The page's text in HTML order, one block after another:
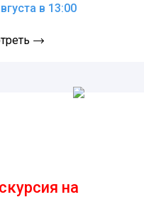
в 13:00
на